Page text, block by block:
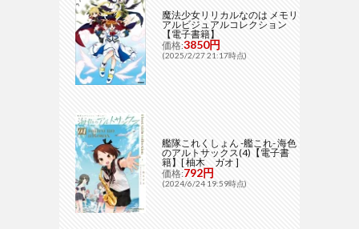
魔法少女リリカルなのは メモリ
アルビジュアルコレクション
【電子書籍】
価格:3850円
(2025/2/27 21:17時点)
艦隊これくしょん -艦これ- 海色
のアルトサックス(4)【電子書
籍】[ 柚木 ガオ ]
価格:792円
(2024/6/24 19:59時点)